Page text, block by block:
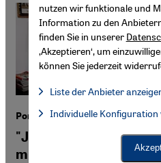
Porträt der indonesischen
"Journalismus und
mich Hand in Hand"
nutzen wir funktionale und
Information zu den
finden Sie in unserer
‚Akzeptieren‘, um
können Sie jederzeit
Liste der Anbieter
Facebook Embed /
Facebook Embed /
Individuelle Konfiguration